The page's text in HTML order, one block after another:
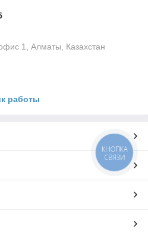
1, Алматы, Казахстан
работы
КНОПКА
СВЯЗИ